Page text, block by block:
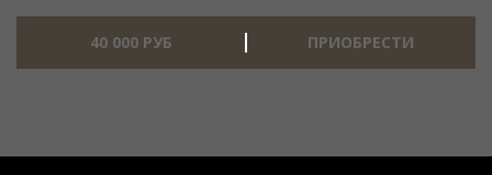
40 000 РУБ ПРИОБРЕСТИ